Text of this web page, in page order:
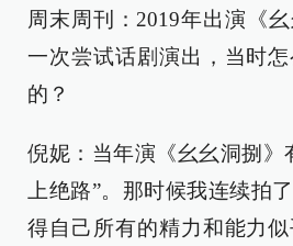
周末周刊：2019年出演《
一次尝试话剧演出，当时
的？
倪妮：当年演《幺幺洞捌》
上绝路”。那时候我连续拍
得自己所有的精力和能力